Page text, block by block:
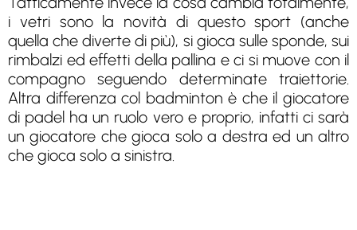
i vetri sono la novità di questo sport (anche
quella che diverte di più), si gioca sulle sponde, sui
rimbalzi ed effetti della pallina e ci si muove con il
compagno seguendo determinate traiettorie.
Altra differenza col badminton è che il giocatore
di padel ha un ruolo vero e proprio, infatti ci sarà
un giocatore che gioca solo a destra ed un altro
che gioca solo a sinistra.